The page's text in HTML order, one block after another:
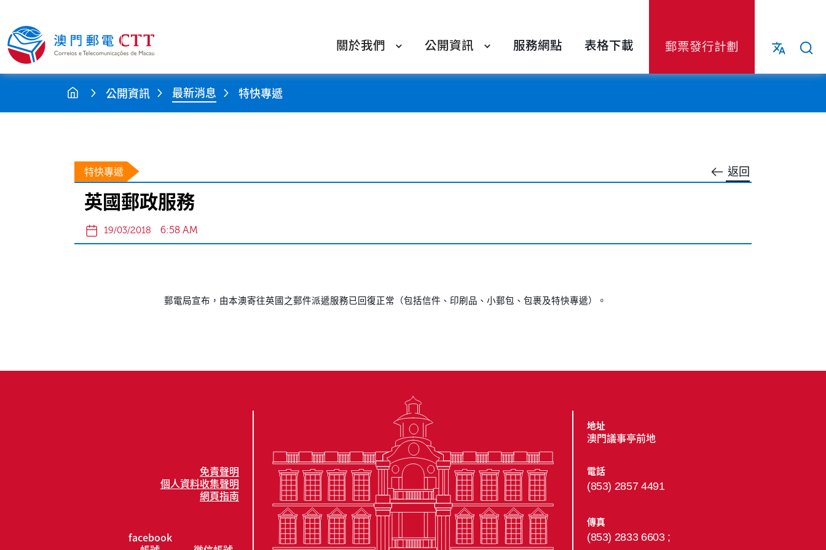
關於我們 公開資訊 服務網點 表格下載 郵票發行計劃
公開資訊 最新消息 特快專遞
返回
特快專遞
英國郵政服務
19/03/2018 6:58 AM
郵電局宣布，由本澳寄往英國之郵件派遞服務已回復正常（包括信件、印刷品、小郵包、包裹及特快專遞）。
免責聲明
個人資料收集聲明
網頁指南
facebook
地址
澳門議事亭前地
電話
(853) 2857 4491
傳真
(853) 2833 6603 ;